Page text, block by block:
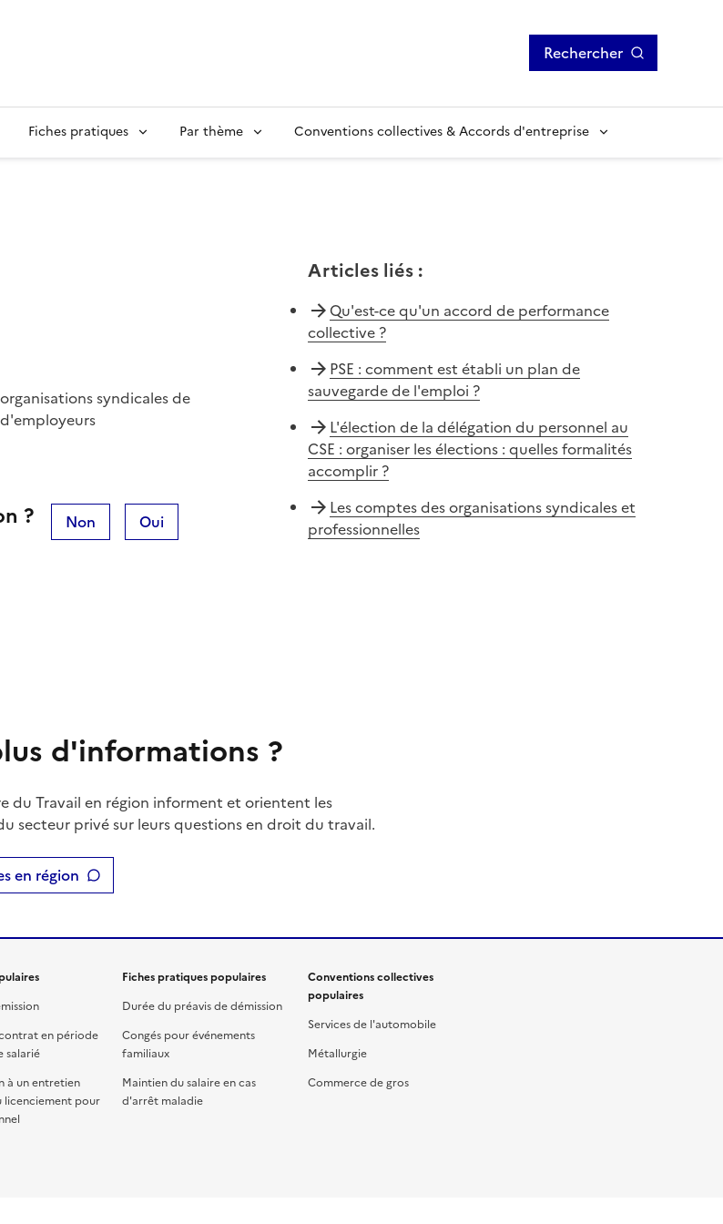
Rechercher
Fiches pratiques Par thème Conventions collectives & Accords d'entreprise
syndicales de
? Non Oui
Articles liés:
Qu'est-ce qu'un accord de performance
collective ?
PSE : comment est établi un plan de
sauvegarde de l'emploi ?
L'élection de la délégation du personnel au
CSE : organiser les élections : quelles formalités
accomplir ?
Les comptes des organisations syndicales et
professionnelles
d'informations ?
du Travail en région informent et orientent les
secteur privé sur leurs questions en droit du travail.
en région
en période
salarié
à un entretien
licenciement pour
Fiches pratiques populaires
Durée du préavis de démission
Congés pour événements
familiaux
Maintien du salaire en cas
d'arrêt maladie
Conventions collectives
populaires
Services de l'automobile
Métallurgie
Commerce de gros